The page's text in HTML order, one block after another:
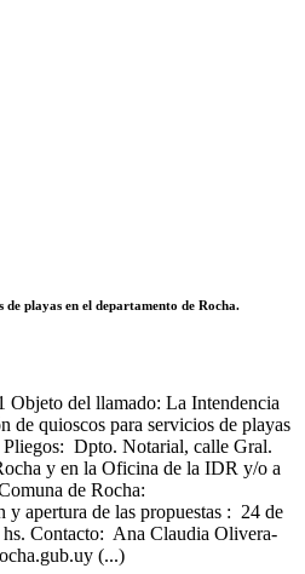
playas en el departamento de Rocha.
Objeto del llamado: La Intendencia
de quioscos para servicios de playas
Pliegos: Dpto. Notarial, calle Gral.
y en la Oficina de la IDR y/o a
de Rocha:
apertura de las propuestas : 24 de
hs. Contacto: Ana Claudia Olivera-
(...)